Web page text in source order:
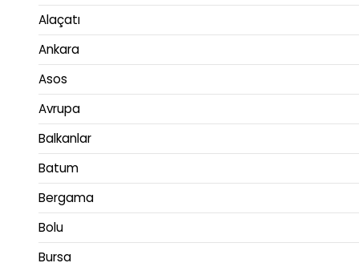
Alaçatı
Ankara
Asos
Avrupa
Balkanlar
Batum
Bergama
Bolu
Bursa